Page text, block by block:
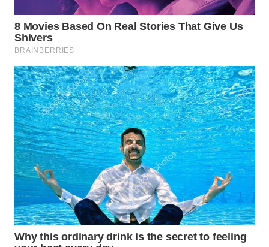
KUNINGAN
WN
MAJALENGKA
WN
SUBANG
WN
SUKABUMI
WN
PURWAKARTA
WN
PRIANGAN
TIMUR